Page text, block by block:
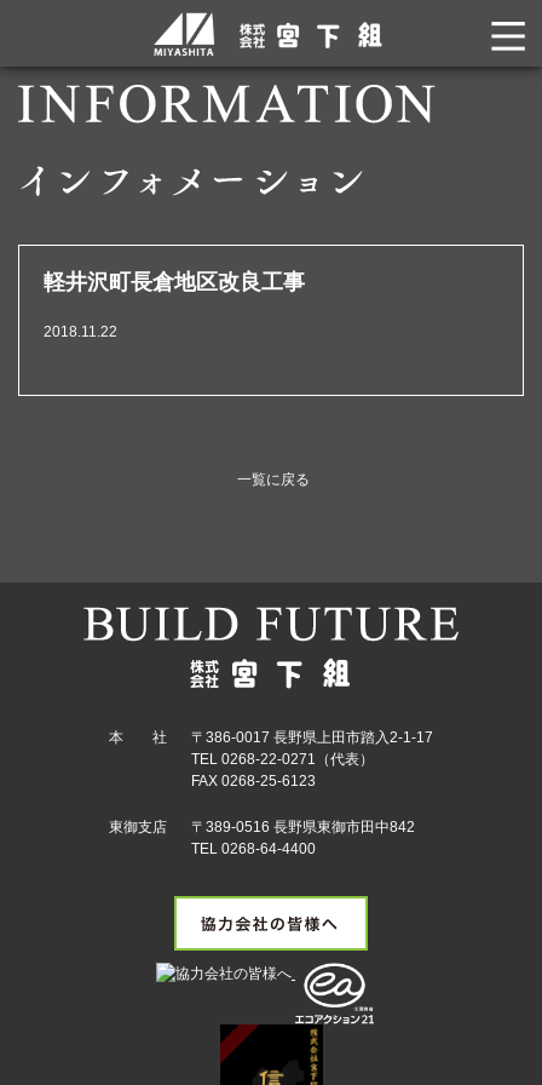
軽井沢町長倉地区改良工事
2018.11.22
一覧に戻る
本 社
〒386-0017 長野県上田市踏入2-1-17
TEL 0268-22-0271（代表）
FAX 0268-25-6123
東御支店
〒389-0516 長野県東御市田中842
TEL 0268-64-4400